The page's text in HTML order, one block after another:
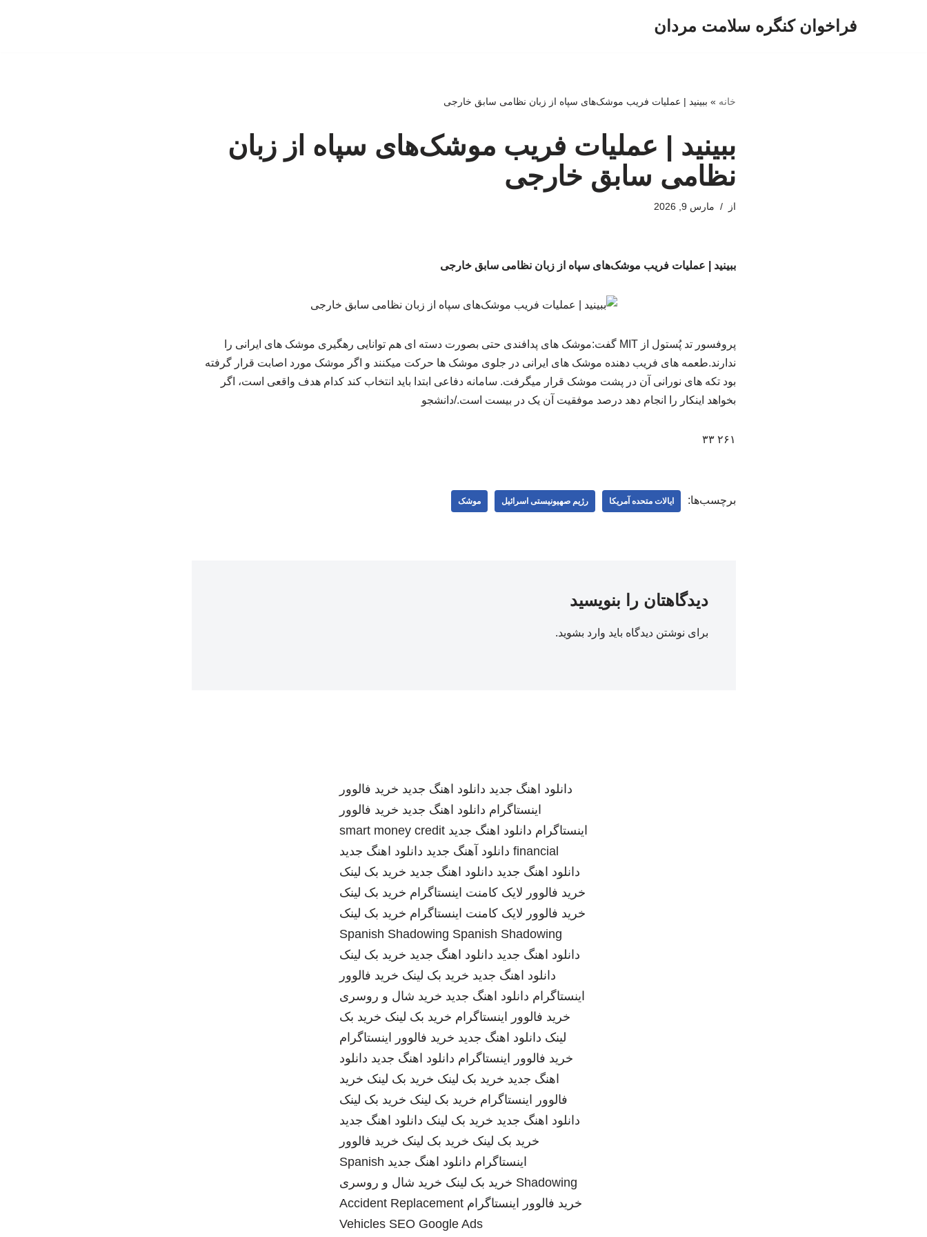
فراخوان کنگره سلامت مردان
خانه » ببینید | عملیات فریب موشک‌های سپاه از زبان نظامی سابق خارجی
ببینید | عملیات فریب موشک‌های سپاه از زبان
نظامی سابق خارجی
از مارس 9, 2026
ببینید | عملیات فریب موشک‌های سپاه از زبان نظامی سابق خارجی
پروفسور تد پُستول از MIT گفت:‌موشک های پدافندی حتی بصورت دسته ای هم توانایی رهگیری موشک های ایرانی را
ندارند.‌طعمه های فریب دهنده موشک های ایرانی در جلوی موشک ها حرکت میکنند و اگر موشک مورد اصابت قرار گرفته
بود تکه های نورانی آن در پشت موشک قرار میگرفت. سامانه دفاعی ابتدا باید انتخاب کند کدام هدف واقعی است، اگر
بخواهد اینکار را انجام دهد درصد موفقیت آن یک در بیست است./دانشجو
۲۶۱ ۳۳
برچسب‌ها: ایالات متحده آمریکا رژیم صهیونیستی اسرائیل موشک
دیدگاهتان را بنویسید
برای نوشتن دیدگاه باید وارد بشوید.
دانلود اهنگ جدید دانلود اهنگ جدید خرید فالوور
اینستاگرام دانلود اهنگ جدید خرید فالوور
اینستاگرام دانلود اهنگ جدید smart money credit
financial دانلود آهنگ جدید دانلود اهنگ جدید
دانلود اهنگ جدید دانلود اهنگ جدید خرید بک لینک
خرید فالوور لایک کامنت اینستاگرام خرید بک لینک
خرید فالوور لایک کامنت اینستاگرام خرید بک لینک
Spanish Shadowing Spanish Shadowing
دانلود اهنگ جدید دانلود اهنگ جدید خرید بک لینک
دانلود اهنگ جدید خرید بک لینک خرید فالوور
اینستاگرام دانلود اهنگ جدید خرید شال و روسری
خرید فالوور اینستاگرام خرید بک لینک خرید بک
لینک دانلود اهنگ جدید خرید فالوور اینستاگرام
خرید فالوور اینستاگرام دانلود اهنگ جدید دانلود
اهنگ جدید خرید بک لینک خرید بک لینک خرید
فالوور اینستاگرام خرید بک لینک خرید بک لینک
دانلود اهنگ جدید خرید بک لینک دانلود اهنگ جدید
خرید بک لینک خرید بک لینک خرید فالوور
اینستاگرام دانلود اهنگ جدید Spanish
Shadowing خرید بک لینک خرید شال و روسری
خرید فالوور اینستاگرام Accident Replacement
Vehicles SEO Google Ads